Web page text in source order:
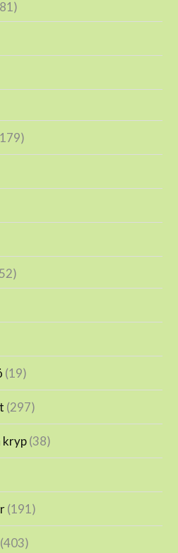
(19)
(297)
kryp(38)
(191)